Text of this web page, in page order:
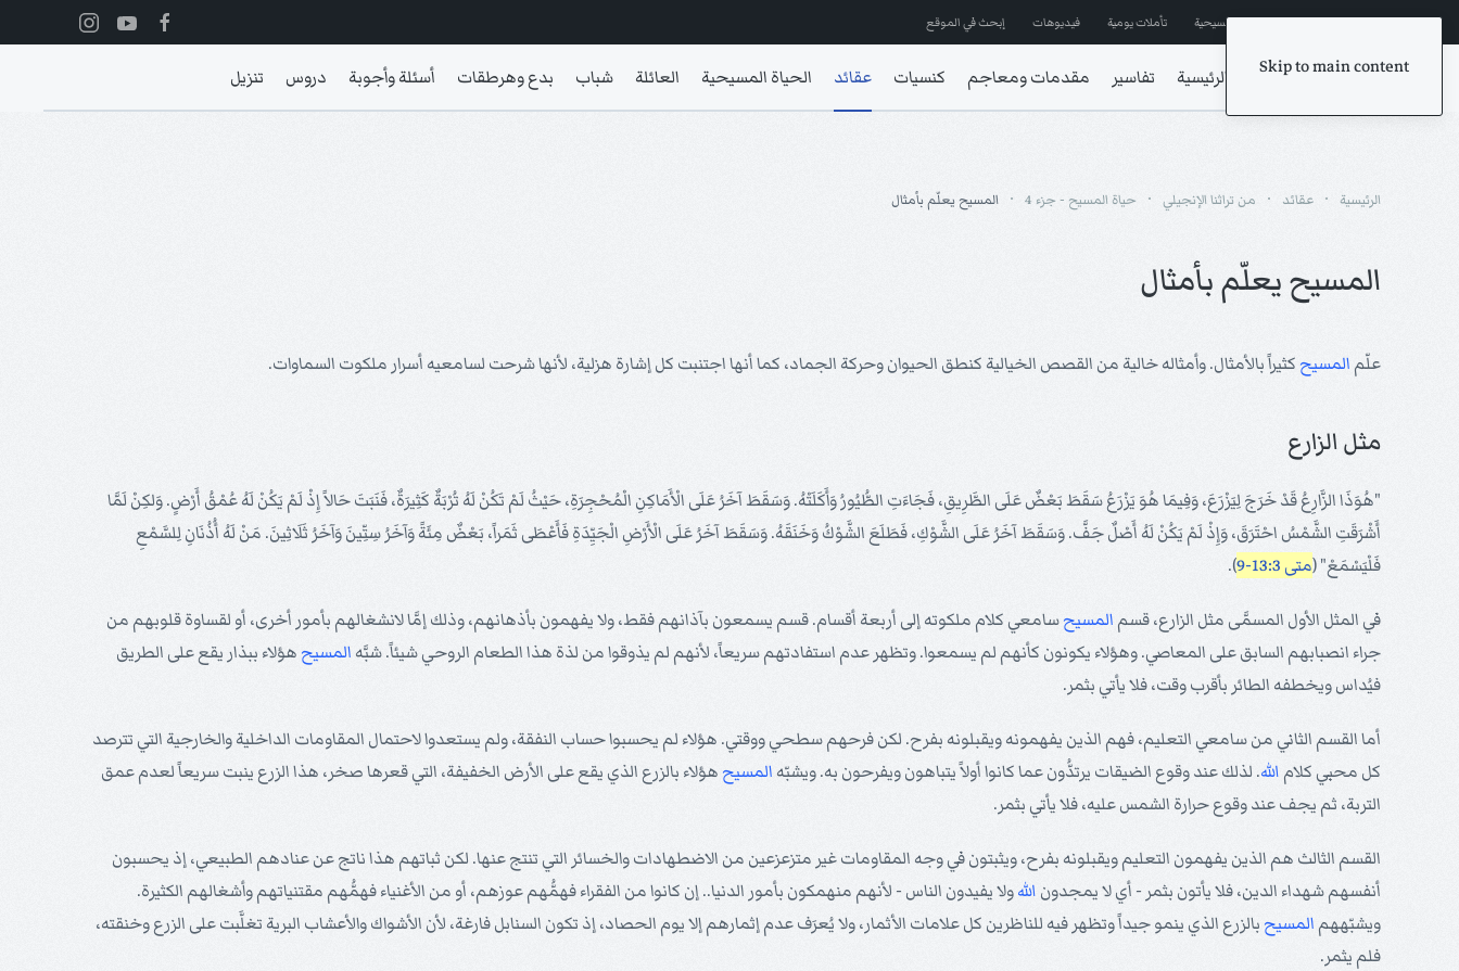
Skip to main content
إشترك في المراسلات ترانيم مسيحية تأملات يومية فيديوهات إبحث في الموقع
الرئيسية تفاسير مقدمات ومعاجم كنسيات عقائد الحياة المسيحية العائلة شباب بدع وهرطقات أسئلة وأجوبة دروس تنزيل
الرئيسية عقائد من تراثنا الإنجيلي حياة المسيح - جزء 4 المسيح يعلّم بأمثال
المسيح يعلّم بأمثال
علّم المسيح كثيراً بالأمثال. وأمثاله خالية من القصص الخيالية كنطق الحيوان وحركة الجماد، كما أنها اجتنبت كل إشارة هزلية، لأنها شرحت لسامعيه أسرار ملكوت السماوات.
مثل الزارع
"هُوَذَا الزَّارِعُ قَدْ خَرَجَ لِيَزْرَعَ، وَفِيمَا هُوَ يَزْرَعُ سَقَطَ بَعْضٌ عَلَى الطَّرِيقِ، فَجَاءَتِ الطُّيُورُ وَأَكَلَتْهُ. وَسَقَطَ آخَرُ عَلَى الْأَمَاكِنِ الْمُحْجِرَةِ، حَيْثُ لَمْ تَكُنْ لَهُ تُرْبَةٌ كَثِيرَةٌ، فَنَبَتَ حَالاً إِذْ لَمْ يَكُنْ لَهُ عُمْقُ أَرْضٍ. وَلكِنْ لَمَّا
أَشْرَقَتِ الشَّمْسُ احْتَرَقَ، وَإِذْ لَمْ يَكُنْ لَهُ أَصْلٌ جَفَّ. وَسَقَطَ آخَرُ عَلَى الشَّوْكِ، فَطَلَعَ الشَّوْكُ وَخَنَقَهُ. وَسَقَطَ آخَرُ عَلَى الْأَرْضِ الْجَيِّدَةِ فَأَعْطَى ثَمَراً، بَعْضٌ مِئَةً وَآخَرُ سِتِّينَ وَآخَرُ ثَلَاثِينَ. مَنْ لَهُ أُذُنَانِ لِلسَّمْعِ
فَلْيَسْمَعْ" (متى 13:3-9 ).
في المثل الأول المسمَّى مثل الزارع، قسم المسيحسامعي كلام ملكوته إلى أربعة أقسام. قسم يسمعون بآذانهم فقط، ولا يفهمون بأذهانهم، وذلك إمَّا لانشغالهم بأمور أخرى، أو لقساوة قلوبهم من
جراء انصبابهم السابق على المعاصي. وهؤلاء يكونون كأنهم لم يسمعوا. وتظهر عدم استفادتهم سريعاً، لأنهم لم يذوقوا من لذة هذا الطعام الروحي شيئاً. شبَّه المسيح هؤلاء ببذار يقع على الطريق
فيُداس ويخطفه الطائر بأقرب وقت، فلا يأتي بثمر.
أما القسم الثاني من سامعي التعليم، فهم الذين يفهمونه ويقبلونه بفرح. لكن فرحهم سطحي ووقتي. هؤلاء لم يحسبوا حساب النفقة، ولم يستعدوا لاحتمال المقاومات الداخلية والخارجية التي تترصد
كل محبي كلام الله. لذلك عند وقوع الضيقات يرتدُّون عما كانوا أولاً يتباهون ويفرحون به. ويشبّه المسيح هؤلاء بالزرع الذي يقع على الأرض الخفيفة، التي قعرها صخر، هذا الزرع ينبت سريعاً لعدم عمق
التربة، ثم يجف عند وقوع حرارة الشمس عليه، فلا يأتي بثمر.
القسم الثالث هم الذين يفهمون التعليم ويقبلونه بفرح، ويثبتون في وجه المقاومات غير متزعزعين من الاضطهادات والخسائر التي تنتج عنها. لكن ثباتهم هذا ناتج عن عنادهم الطبيعي، إذ يحسبون
أنفسهم شهداء الدين، فلا يأتون بثمر - أي لا يمجدون اللهولا يفيدون الناس - لأنهم منهمكون بأمور الدنيا.. إن كانوا من الفقراء فهمُّهم عوزهم، أو من الأغنياء فهمُّهم مقتنياتهم وأشغالهم الكثيرة.
ويشبّههم المسيحبالزرع الذي ينمو جيداً وتظهر فيه للناظرين كل علامات الأثمار، ولا يُعرَف عدم إثمارهم إلا يوم الحصاد، إذ تكون السنابل فارغة، لأن الأشواك والأعشاب البرية تغلَّبت على الزرع وخنقته،
فلم يثمر.